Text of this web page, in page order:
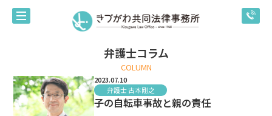
弁護士コラム
COLUMN
2023.07.10
弁護士 古本剛之
子の自転車事故と親の責任